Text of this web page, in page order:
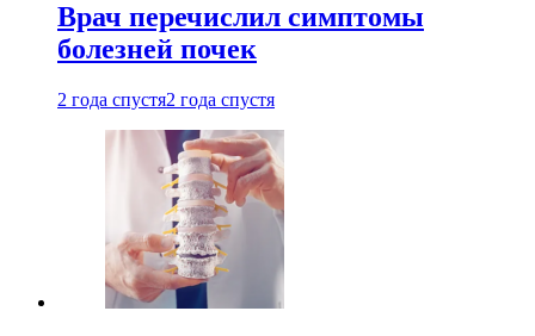
Врач перечислил симптомы
болезней почек
2 года спустя2 года спустя